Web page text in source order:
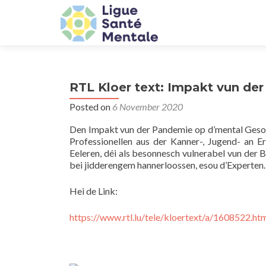
RTL Kloer text: Impakt vun
Posted on 6 November 2020
Den Impakt vun der Pandemie op d’mental
Professionellen aus der Kanner-, Jugend- an
Eeleren, déi als besonnesch vulnerabel vun
bei jidderengem hannerloossen, esou d’Experten.
Hei de Link:
https://www.rtl.lu/tele/kloertext/a/